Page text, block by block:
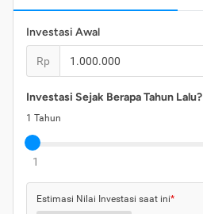
Investasi Awal
Rp
Investasi Sejak Berapa Tahun Lalu?
1 Tahun
1
Estimasi Nilai Investasi saat ini*